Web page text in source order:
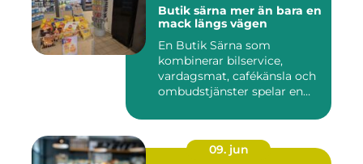
Butik särna mer än bara en
mack längs vägen
En Butik Särna som
kombinerar bilservice,
vardagsmat, cafékänsla och
ombudstjänster spelar en
09. jun